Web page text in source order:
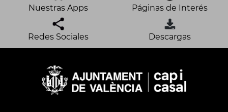
Nuestras Apps Páginas de Interés
Redes Sociales Descargas